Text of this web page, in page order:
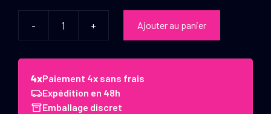
-
quantité
Pistolet
S&W
Bodyguard
2.0
+ Ajouter au panier
Paiement 4x sans frais
Expédition en 48h
Emballage discret